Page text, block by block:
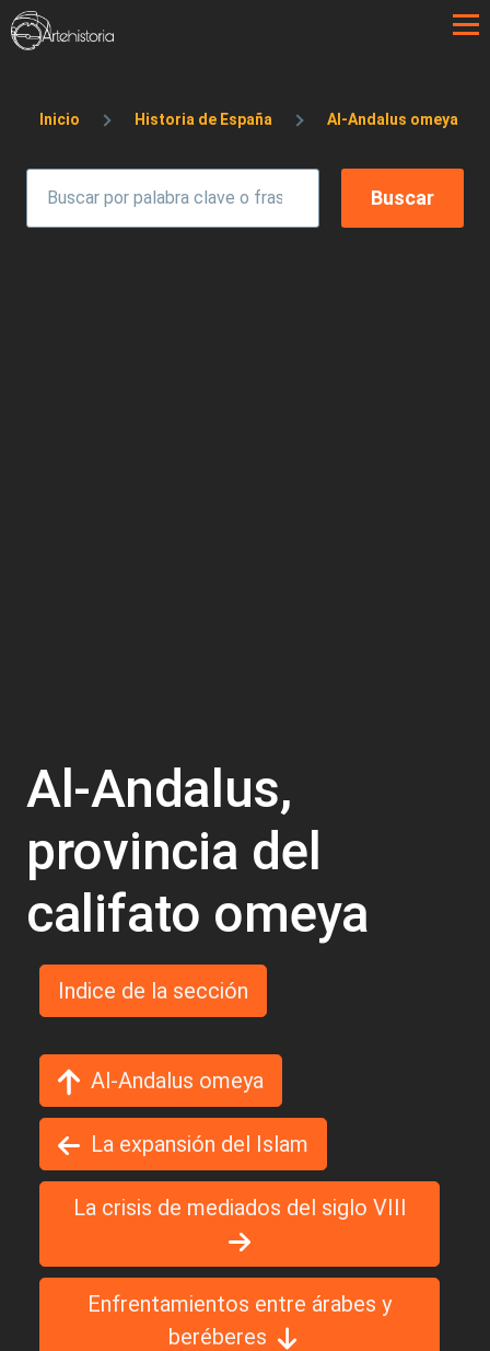
Pasar al contenido principal
Sobrescribir enlaces de ayuda a la
Inicio Historia de España Al-Andalus omeya
Al-Andalus,
provincia del
califato omeya
Indice de la sección
Al-Andalus omeya
La expansión del Islam
La crisis de mediados del siglo VIII
Enfrentamientos entre árabes y
beréberes